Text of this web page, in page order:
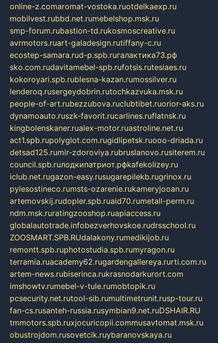
online-z.comaromat-vostoka.ruotdelkaexp.ru
mobilvest.rubbd.net.rumebelshop.msk.ru
smp-forum.rubastion-td.rukosmoscreative.ru
avrmotors.ruart-galadesign.rutiffany-c.ru
ecostep-samara.rud-p.spb.ruгалактика73.рф
sko.com.rudavitamebel-spb.rufotsis.rutesiaes.ru
kokoroyari.spb.rublesna-kazan.rumossilver.ru
lenderoq.rusergeydobrin.rutochkazvuka.msk.ru
people-of-art.rubezzubova.ruclubtibet.ruorior-aks.ru
dynamoauto.ruszk-favorit.rucarlines.ruflatnsk.ru
kingbolenskaner.rualex-motor.ruastroline.net.ru
act1.spb.rupolyglot.com.rugidlipetsk.ruooo-driada.ru
detsad125.rumir-zdoroviya.rubruslanovo.rusiterem.ru
council.spb.ruлодкипатриот.рфkafekolizey.ru
iclub.net.rugazon-easy.rusugarepilekb.rugrinox.ru
pylesostineco.rumsts-ozarenie.rukameryjooan.ru
artemovskij.rudopler.spb.ruaid70.rumetall-perm.ru
ndm.msk.ruratingzooshop.ruapiaccess.ru
globalautotrade.infobezverhovskoe.rudrsschool.ru
ZOOSMART.SPB.RUdalakony.rumedikijob.ru
remontt.spb.ruphotostudia.spb.rumyragon.ru
terramia.ruacademy62.rugardengallereya.rurti.com.ru
artem-news.rubiserinca.rukrasnodarkurort.com
imshowtv.rumebel-v-tule.rumobtopik.ru
pcsecurity.net.rutool-sib.rumultimetrunit.rusp-tour.ru
fan-cs.rusanteh-russia.rusymbian9.net.ruDSHAIR.RU
tmmotors.spb.ruxjocuricopii.commusavtomat.msk.ru
obustrojdom.rusovetcik.ruybaranovskaya.ru